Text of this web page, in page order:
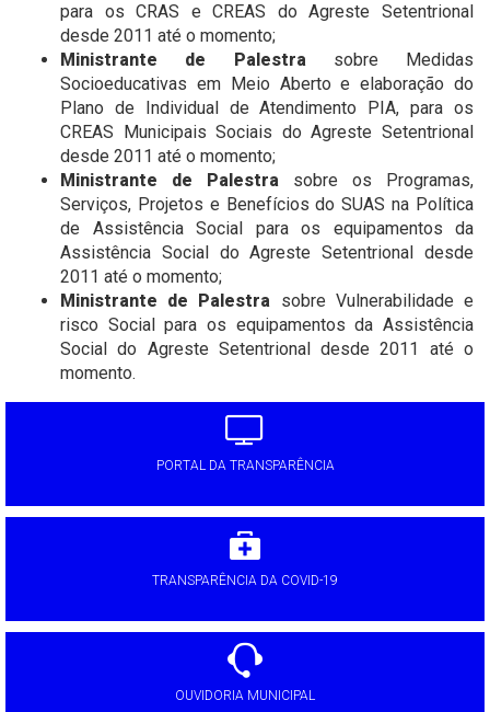
para os CRAS e CREAS do Agreste Setentrional
desde 2011 até o momento;
Ministrante de Palestra sobre Medidas
Socioeducativas em Meio Aberto e elaboração do
Plano de Individual de Atendimento PIA, para os
CREAS Municipais Sociais do Agreste Setentrional
desde 2011 até o momento;
Ministrante de Palestra sobre os Programas,
Serviços, Projetos e Benefícios do SUAS na Política
de Assistência Social para os equipamentos da
Assistência Social do Agreste Setentrional desde
2011 até o momento;
Ministrante de Palestra sobre Vulnerabilidade e
risco Social para os equipamentos da Assistência
Social do Agreste Setentrional desde 2011 até o
momento.
PORTAL DA TRANSPARÊNCIA
TRANSPARÊNCIA DA COVID-19
OUVIDORIA MUNICIPAL